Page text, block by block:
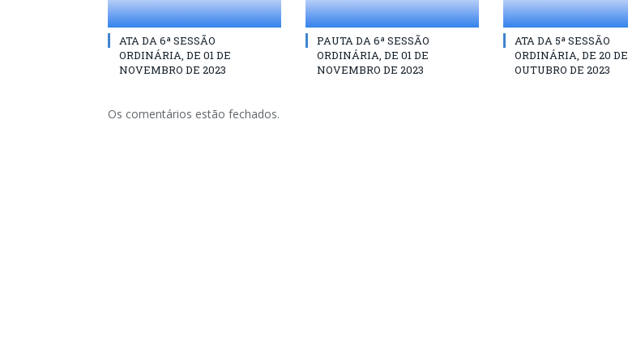
ATA DA 6ª SESSÃO
ORDINÁRIA, DE 01 DE
NOVEMBRO DE 2023
PAUTA DA 6ª SESSÃO
ORDINÁRIA, DE 01 DE
NOVEMBRO DE 2023
ATA DA 5ª SESSÃO
ORDINÁRIA, DE 20 DE
OUTUBRO DE 2023
Os comentários estão fechados.